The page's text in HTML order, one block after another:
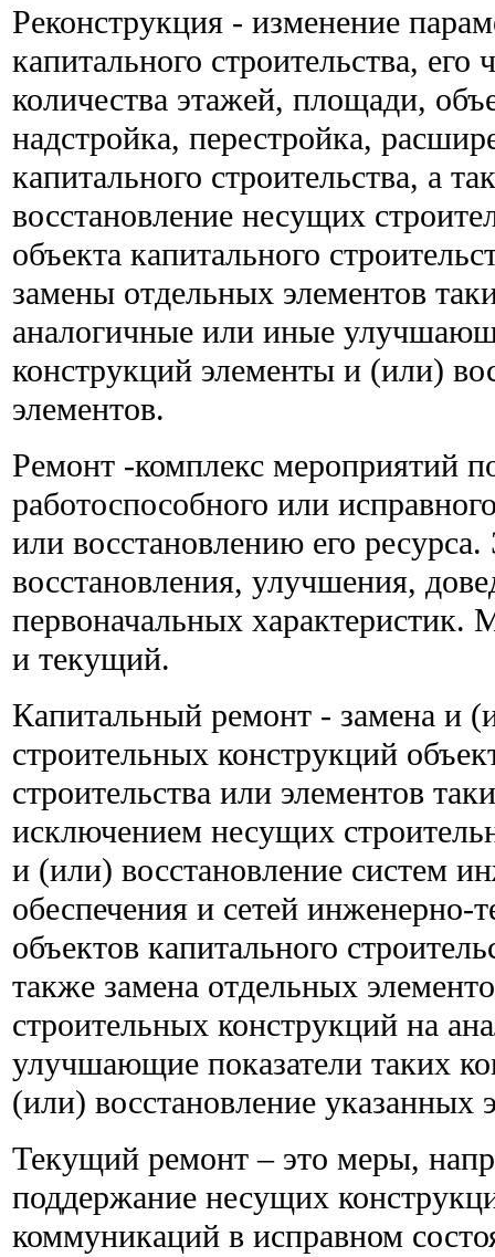
Реконструкция - изменение
капитального строительства, его
количества этажей, площади,
надстройка, перестройка,
капитального строительства, а
восстановление несущих
объекта капитального
замены отдельных элементов
аналогичные или иные
конструкций элементы и (или)
элементов.
Ремонт -комплекс мероприятий
работоспособного или
или восстановлению его
восстановления, улучшения,
первоначальных
и текущий.
Капитальный ремонт - замена и
строительных конструкций
строительства или элементов
исключением несущих
и (или) восстановление систем
обеспечения и сетей инженерно-
объектов капитального
также замена отдельных
строительных конструкций на
улучшающие показатели таких
(или) восстановление указанных
Текущий ремонт – это меры,
поддержание несущих
коммуникаций в исправном